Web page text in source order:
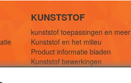
KUNSTSTOF
kunststof toepassingen en meer
Kunststof en het milieu
Product informatie bladen
Kunststof bewerkingen